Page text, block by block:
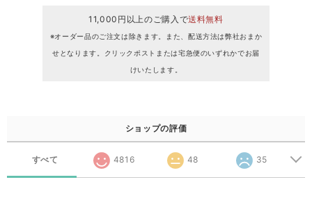
11,000円以上のご購入で送料無料
※オーダー品のご注文は除きます。また、配送方法は弊社おまか
せとなります。クリックポストまたは宅急便のいずれかでお届
けいたします。
ショップの評価
すべて 4816 48 35